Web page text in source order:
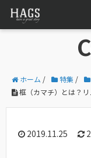
ホーム / 特集 /
框（カマチ）とは？リ
2019.11.25